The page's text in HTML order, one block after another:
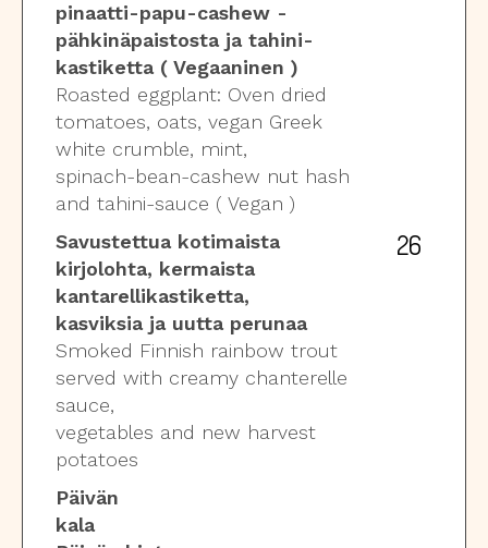
pinaatti-papu-cashew -
pähkinäpaistosta ja tahini-
kastiketta ( Vegaaninen )
Roasted eggplant: Oven dried
tomatoes, oats, vegan Greek
white crumble, mint,
spinach-bean-cashew nut hash
and tahini-sauce ( Vegan )
Savustettua kotimaista
kirjolohta, kermaista
kantarellikastiketta,
kasviksia ja uutta perunaa
Smoked Finnish rainbow trout
served with creamy chanterelle
sauce,
vegetables and new harvest
potatoes
26
Päivän